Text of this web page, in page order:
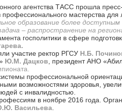
агентства ТАСС прошла
профессионального мастерства
образование более
– распространение на
госполитики в сфере
участие ректор РГСУ Н.Б.
Ю.М. Дацков , президент АНО
профессиональной
возможностями здоровья,
с инвалидностью.
в ноябре 2016 года.
Васильева